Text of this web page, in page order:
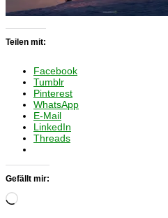
Teilen mit:
Facebook
Tumblr
Pinterest
WhatsApp
E-Mail
LinkedIn
Threads
Gefällt mir:
Wird